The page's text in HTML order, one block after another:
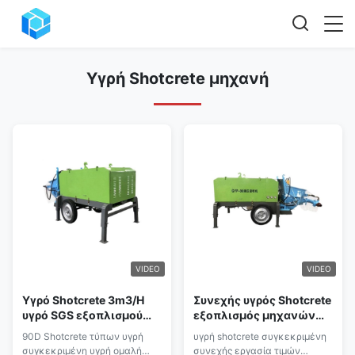
Υγρή Shotcrete μηχανή
VIDEO
Υγρό Shotcrete 3m3/H
υγρό SGS εξοπλισμού
Shotcrete σκυρόδεμα
90D Shotcrete τύπων υγρή
συγκεκριμένη υγρή ομαλή
VIDEO
Συνεχής υγρός Shotcrete
εξοπλισμός μηχανών
22kw Shotcreting
υγρή shotcrete συγκεκριμένη
συνεχής εργασία τιμών